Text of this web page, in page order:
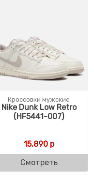
Кроссовки мужские
Nike Dunk Low Retro
(HF5441-007)
15.890р
Смотреть